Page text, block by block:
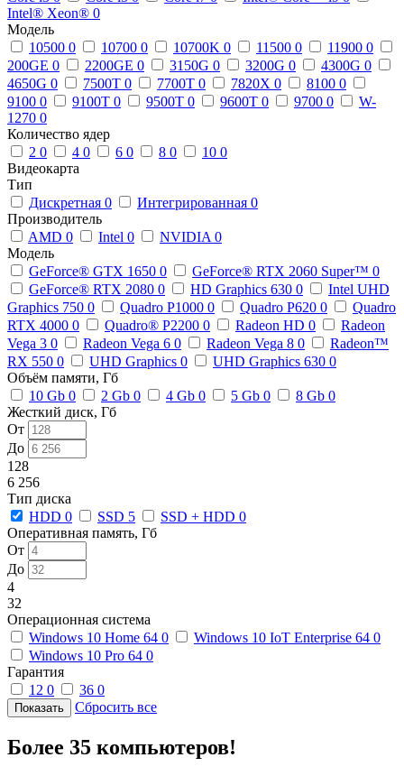
Intel® Xeon® 0
Модель
10500 0 10700 0 10700K 0 11500 0 11900 0
200GE 0 2200GE 0 3150G 0 3200G 0 4300G 0
4650G 0 7500T 0 7700T 0 7820X 0 8100 0
9100 0 9100T 0 9500T 0 9600T 0 9700 0
W-
1270 0
Количество ядер
2 0 4 0 6 0 8 0 10 0
Видеокарта
Тип
Дискретная 0 Интегрированная 0
Производитель
AMD 0 Intel 0 NVIDIA 0
Модель
GeForce® GTX 1650 0 GeForce® RTX 2060 Super™ 0
GeForce® RTX 2080 0 HD Graphics 630 0
Intel UHD
Graphics 750 0 Quadro P1000 0 Quadro P620 0
Quadro
RTX 4000 0 Quadro® P2200 0 Radeon HD 0
Radeon
Vega 3 0 Radeon Vega 6 0 Radeon Vega 8 0
Radeon™
RX 550 0 UHD Graphics 0 UHD Graphics 630 0
Объём памяти, Гб
10 Gb 0 2 Gb 0 4 Gb 0 5 Gb 0 8 Gb 0
Жесткий диск, Гб
От
До
128
6 256
Тип диска
HDD 0 SSD 5 SSD + HDD 0
Оперативная память, Гб
От
До
4
32
Операционная система
Windows 10 Home 64 0 Windows 10 IoT Enterprise 64 0
Windows 10 Pro 64 0
Гарантия
12 0 36 0
Сбросить все
Более 35 компьютеров!